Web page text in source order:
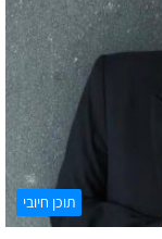
תוכן חיובי